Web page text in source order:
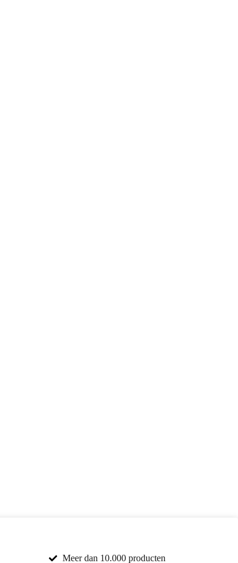
Meer dan 10.000 producten